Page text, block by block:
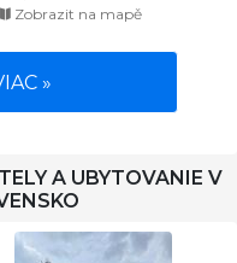
Zobrazit na mapě
»
A UBYTOVANIE V